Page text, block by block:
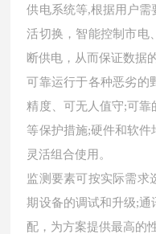
供电系统等,根据用户需
活切换，智能控制市电
断供电，从而保证数据
可靠运行于各种恶劣的
精度、可无人值守;可
等保护措施;硬件和软
灵活组合使用。
监测要素可按实际需求
期设备的调试和升级;
配，为方案提供最高的